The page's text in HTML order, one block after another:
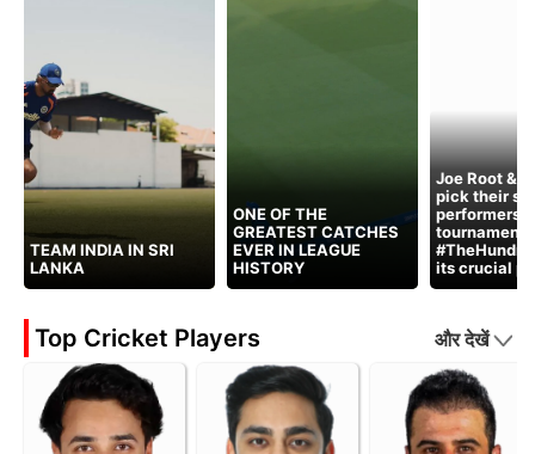
TEAM INDIA IN SRI
LANKA
ONE OF THE
GREATEST CATCHES
EVER IN LEAGUE
HISTORY
Joe Root &
pick their
performers
tournament
its crucial
Top Cricket Players और देखें